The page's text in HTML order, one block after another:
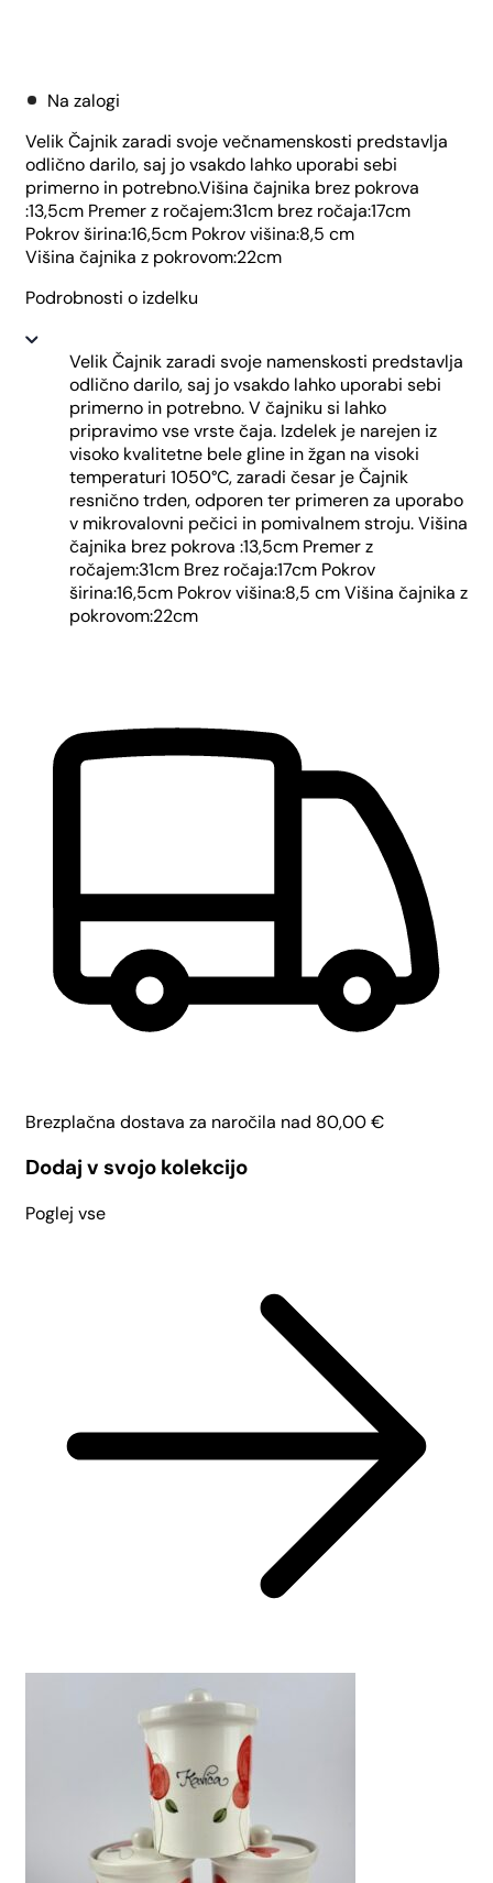
Na zalogi
Velik Čajnik zaradi svoje večnamenskosti predstavlja
odlično darilo, saj jo vsakdo lahko uporabi sebi
primerno in potrebno.Višina čajnika brez pokrova
:13,5cm Premer z ročajem:31cm brez ročaja:17cm
Pokrov širina:16,5cm Pokrov višina:8,5 cm
Višina čajnika z pokrovom:22cm
Podrobnosti o izdelku
Velik Čajnik zaradi svoje namenskosti predstavlja
odlično darilo, saj jo vsakdo lahko uporabi sebi
primerno in potrebno. V čajniku si lahko
pripravimo vse vrste čaja. Izdelek je narejen iz
visoko kvalitetne bele gline in žgan na visoki
temperaturi 1050°C, zaradi česar je Čajnik
resnično trden, odporen ter primeren za uporabo
v mikrovalovni pečici in pomivalnem stroju. Višina
čajnika brez pokrova :13,5cm Premer z
ročajem:31cm Brez ročaja:17cm Pokrov
širina:16,5cm Pokrov višina:8,5 cm Višina čajnika z
pokrovom:22cm
Brezplačna dostava za naročila nad 80,00€
Dodaj v svojo kolekcijo
Poglej vse